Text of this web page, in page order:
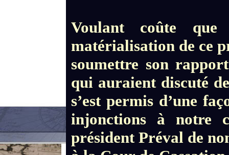
Voulant coûte
matérialisation de ce
soumettre son
qui auraient discuté
s’est permis d’une
injonctions à notre
président Préval de